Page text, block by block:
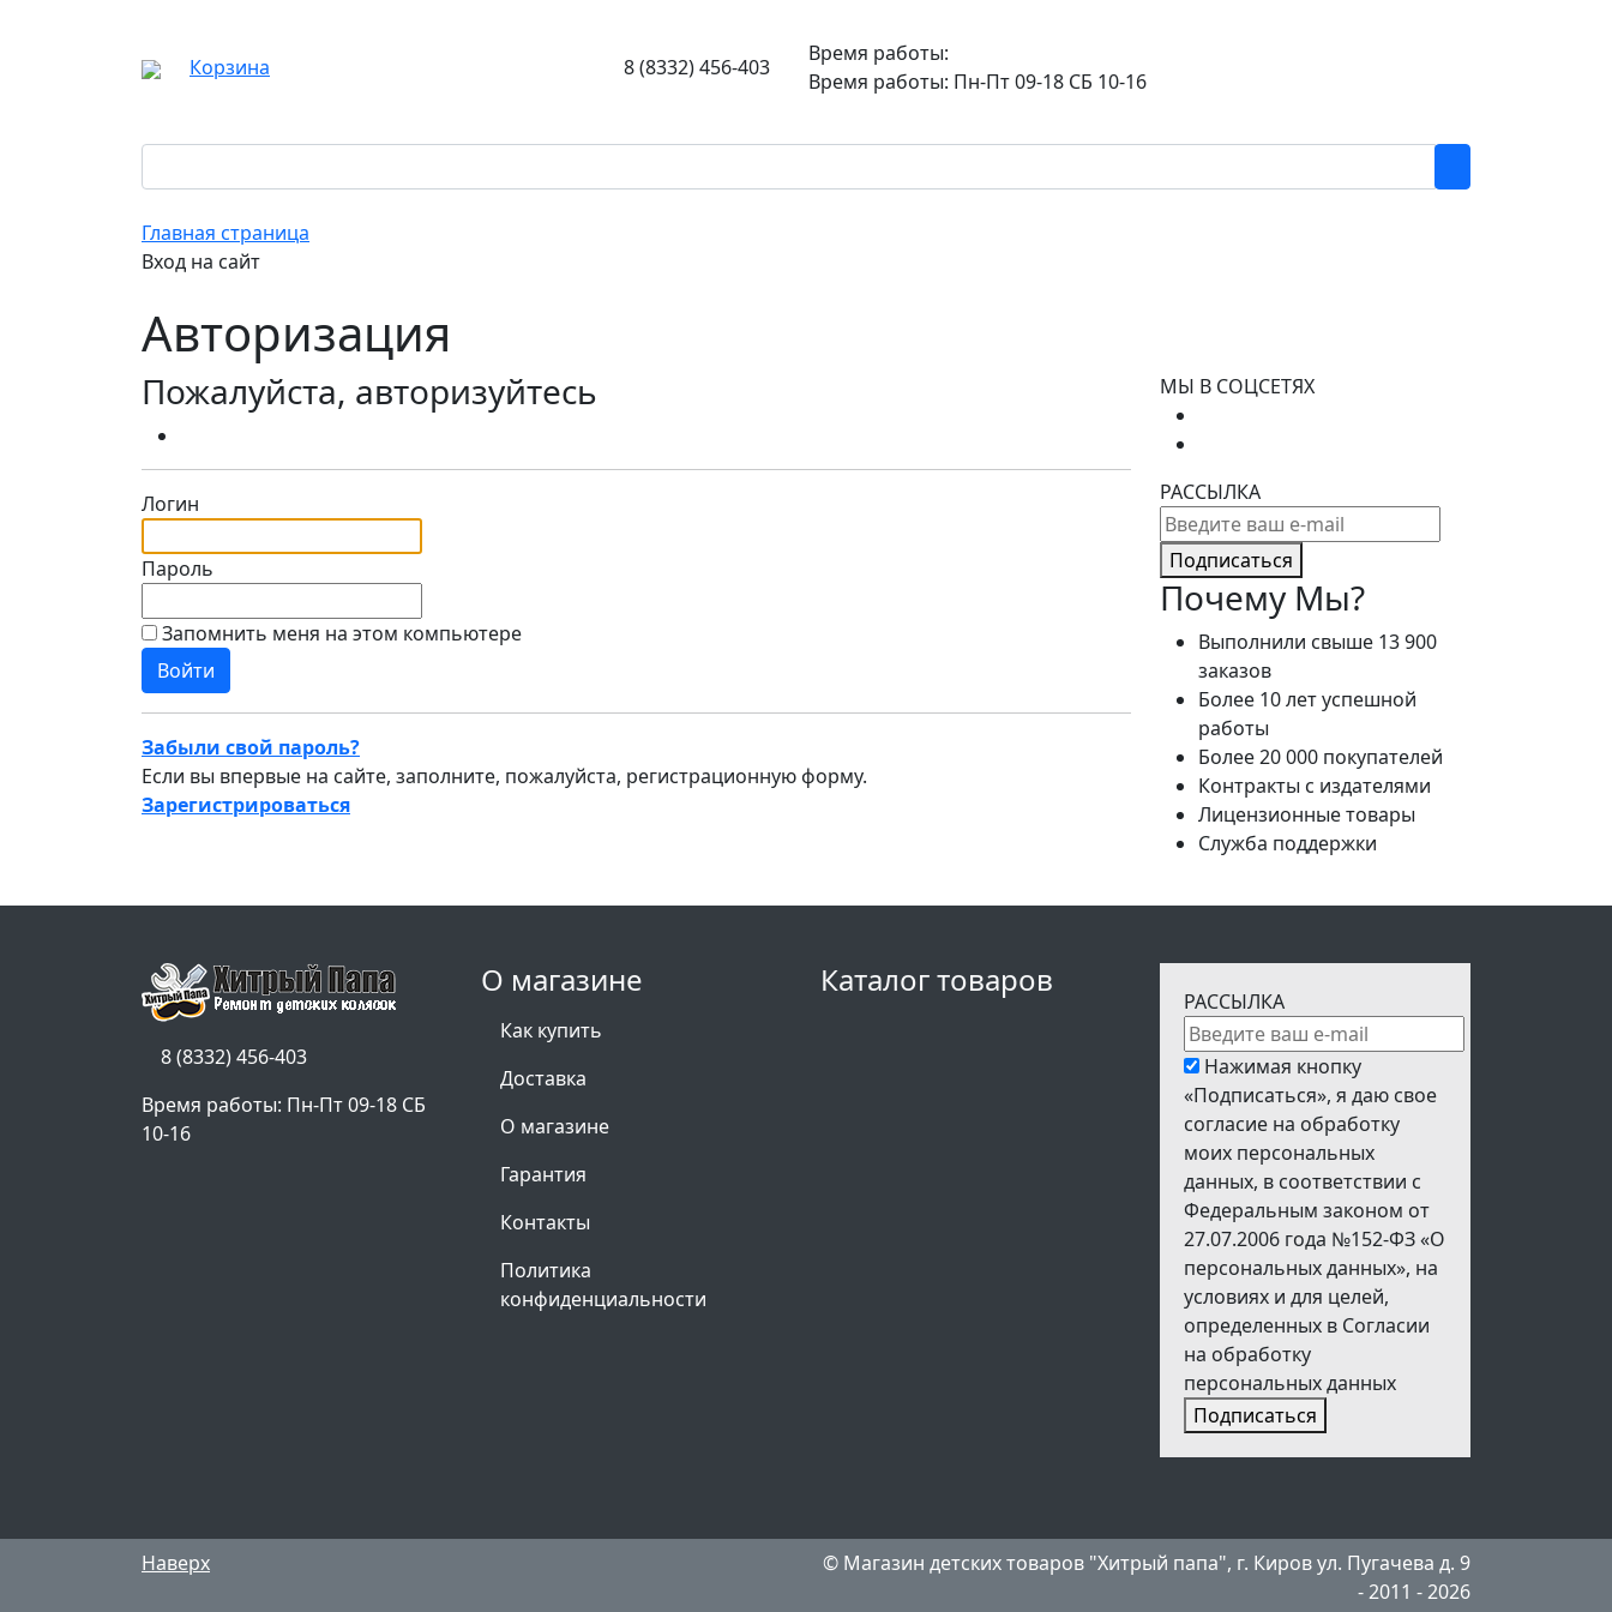
Корзина 8 (8332) 456-403
Время работы:
Время работы: Пн-Пт 09-18 СБ 10-16
Главная страница
Вход на сайт
Авторизация
Пожалуйста, авторизуйтесь
Логин
Пароль
Запомнить меня на этом компьютере
Забыли свой пароль?
Если вы впервые на сайте, заполните, пожалуйста, регистрационную форму.
Зарегистрироваться
МЫ В СОЦСЕТЯХ
РАССЫЛКА
Подписаться
Почему Мы?
Выполнили свыше 13 900
заказов
Более 10 лет успешной
работы
Более 20 000 покупателей
Контракты с издателями
Лицензионные товары
Служба поддержки
О магазине
Как купить
Доставка
О магазине
Гарантия
Контакты
Политика
конфиденциальности
Каталог товаров
РАССЫЛКА
Нажимая кнопку
«Подписаться», я даю свое
согласие на обработку
моих персональных
данных, в соответствии с
Федеральным законом от
27.07.2006 года №152-ФЗ «О
персональных данных», на
условиях и для целей,
определенных в Согласии
на обработку
персональных данных
Подписаться
8 (8332) 456-403
Время работы: Пн-Пт 09-18 СБ
10-16
Наверх
© Магазин детских товаров "Хитрый папа", г. Киров ул. Пугачева д. 9
- 2011 - 2026